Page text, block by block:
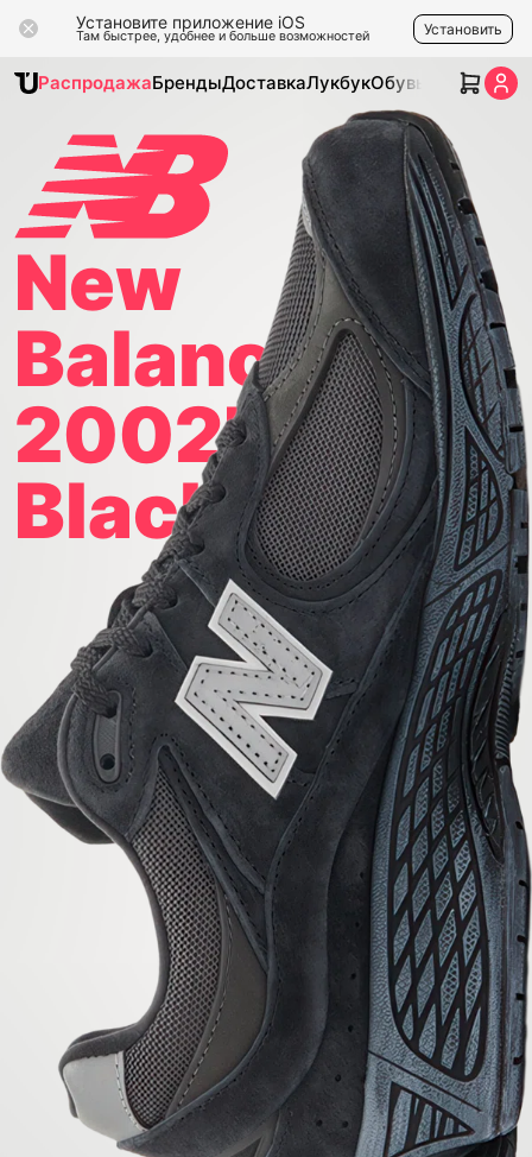
Установите приложение iOS
Там быстрее, удобнее и больше возможностей Установить
РаспродажаБрендыДоставкаЛукбукОбувь Одежда
New
Balance
2002R
Black